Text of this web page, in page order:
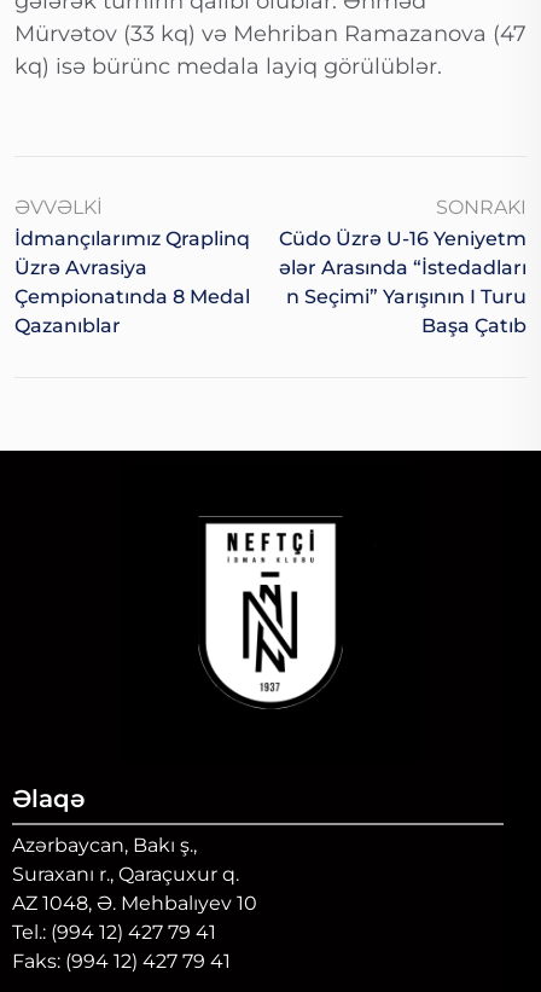
Mürvətov (33 kq) və Mehriban Ramazanova (47
kq) isə bürünc medala layiq görülüblər.
ƏVVƏLKI
İdmançılarımız Qraplinq
Üzrə Avrasiya
Çempionatında 8 Medal
Qazanıblar
SONRAKI
Cüdo Üzrə U-16 Yeniyetm
Ələr Arasında “İstedadları
N Seçimi” Yarışının I Turu
Başa Çatıb
Əlaqə
Azərbaycan, Bakı ş.,
Suraxanı r., Qaraçuxur q.
AZ 1048, Ə. Mehbalıyev 10
Tel.: (994 12) 427 79 41
Faks: (994 12) 427 79 41